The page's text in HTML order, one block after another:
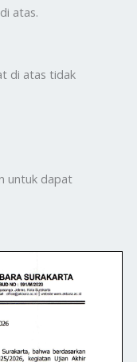
atas.
di atas tidak
untuk dapat